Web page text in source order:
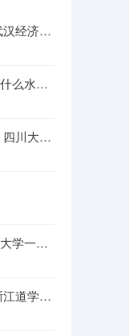
湖北经济学院是几本校 武汉经济学院是几本
印度理工学院放在中国是什么水平？
四川大学眉山校区是几本 四川大学锦江学院是几本？咋样？
西安工业大学和西北工业大学一样吗
浙江道教学院招生简章 浙江道学院报考条件要求